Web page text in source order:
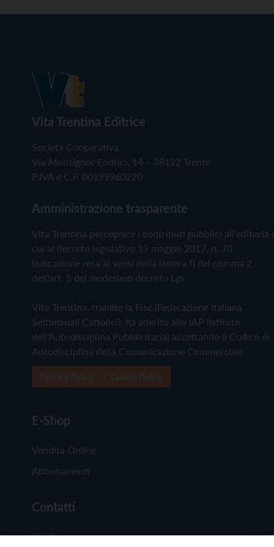
Vita Trentina Editrice
Società Cooperativa
Via Monsignor Endrici, 14 – 38122 Trento
P.IVA e C.F. 00199960220
Amministrazione trasparente
Vita Trentina percepisce i contributi pubblici all'editoria
cui al decreto legislativo 15 maggio 2017, n. 70.
Indicazione resa ai sensi della lettera f) del comma 2
dell'art. 5 del medesimo decreto Lgs.
Vita Trentina, tramite la Fisc (Federazione Italiana
Settimanali Cattolici), ha aderito allo IAP (Istituto
dell'Autodisciplina Pubblicitaria) accettando il Codice di
Autodisciplina della Comunicazione Commerciale
E-Shop
Vendita Online
Abbonamenti
Contatti
Chi Siamo